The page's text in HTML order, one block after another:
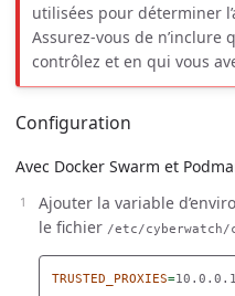
utilisées pour déterminer
Assurez-vous de n’inclure
contrôlez et en qui vous
Configuration
Avec Docker Swarm et
Ajouter la variable
le fichier /etc/cyberwatch/
TRUSTED_PROXIES=